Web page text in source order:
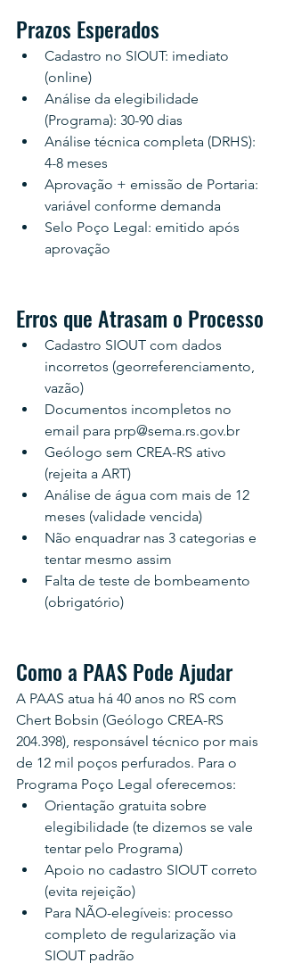
Prazos Esperados
Cadastro no SIOUT: imediato
(online)
Análise da elegibilidade
(Programa): 30-90 dias
Análise técnica completa (DRHS):
4-8 meses
Aprovação + emissão de Portaria:
variável conforme demanda
Selo Poço Legal: emitido após
aprovação
Erros que Atrasam o Processo
Cadastro SIOUT com dados
incorretos (georreferenciamento,
vazão)
Documentos incompletos no
email para prp@sema.rs.gov.br
Geólogo sem CREA-RS ativo
(rejeita a ART)
Análise de água com mais de 12
meses (validade vencida)
Não enquadrar nas 3 categorias e
tentar mesmo assim
Falta de teste de bombeamento
(obrigatório)
Como a PAAS Pode Ajudar
A PAAS atua há 40 anos no RS com
Chert Bobsin (Geólogo CREA-RS
204.398), responsável técnico por mais
de 12 mil poços perfurados. Para o
Programa Poço Legal oferecemos:
Orientação gratuita sobre
elegibilidade (te dizemos se vale
tentar pelo Programa)
Apoio no cadastro SIOUT correto
(evita rejeição)
Para NÃO-elegíveis: processo
completo de regularização via
SIOUT padrão